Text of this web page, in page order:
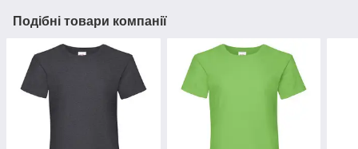
Подібні товари компанії